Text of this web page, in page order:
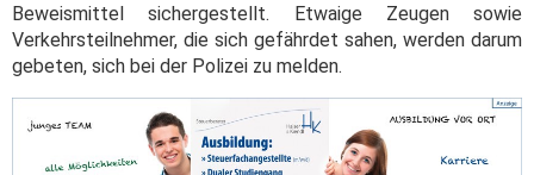
Beweismittel sichergestellt. Etwaige Zeugen sowie
Verkehrsteilnehmer, die sich gefährdet sahen, werden darum
gebeten, sich bei der Polizei zu melden.